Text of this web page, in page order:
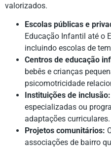
valorizados.
Escolas públicas e
Educação Infantil até o
incluindo escolas de
Centros de educação
bebês e crianças
psicomotricidade
Instituições de inclusão:
especializadas ou
adaptações curriculares.
Projetos comunitários:
associações de bairro